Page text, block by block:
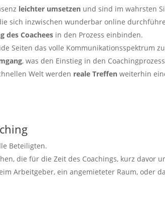
leichter umsetzen und sind im wahrsten
sich inzwischen wunderbar online
des Coachees in den Prozess einbinden.
Seiten das volle Kommunikationsspektrum
, was den Einstieg in den
Welt werden reale Treffen weiterhin
Beteiligten.
die für die Zeit des Coachings, kurz davor
Arbeitgeber, ein angemieteter Raum, oder